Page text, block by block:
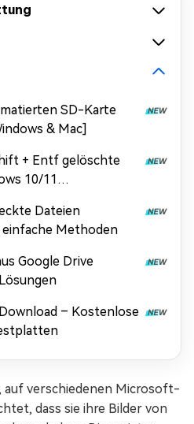
SD-Karte
& Mac]
+ Entf gelöschte
10/11
Dateien
Methoden
Google Drive
– Kostenlose
auf verschiedenen Microsoft-
dass sie ihre Bilder von